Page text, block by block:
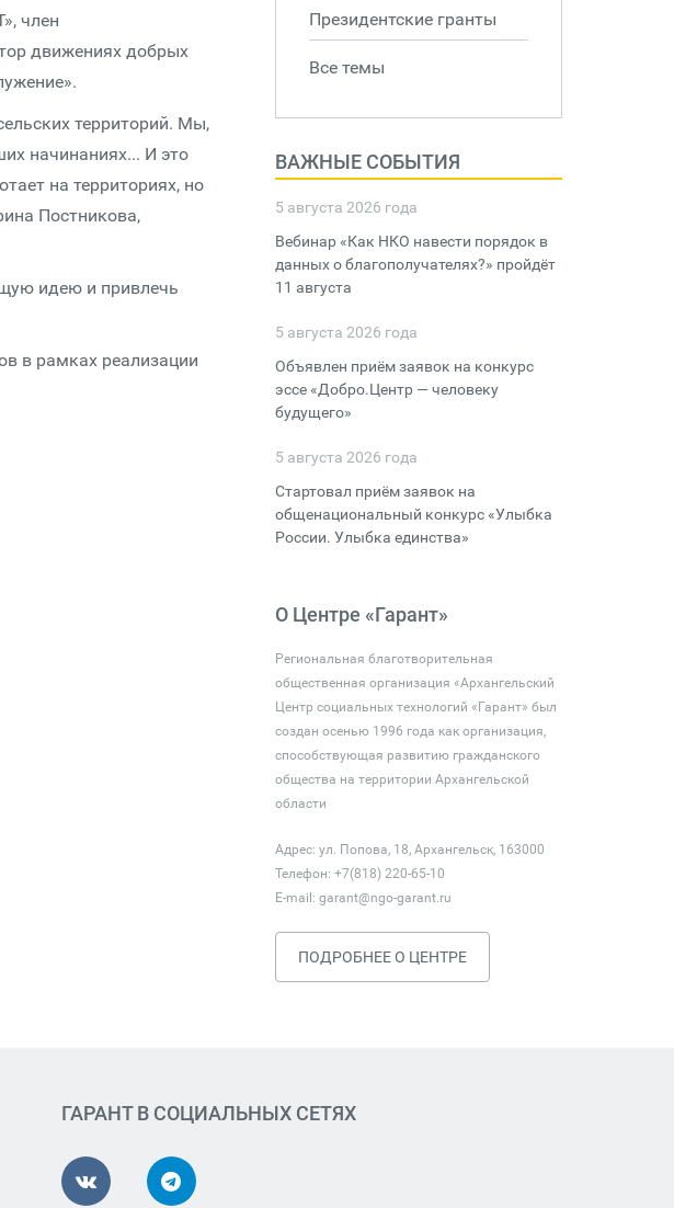
член
движениях добрых
территорий. Мы,
начинаниях... И это
на территориях, но
Постникова,
идею и привлечь
в рамках реализации
Президентские гранты
Все темы
ВАЖНЫЕ СОБЫТИЯ
5 августа 2026 года
Вебинар «Как НКО навести порядок в
данных о благополучателях?» пройдёт
11 августа
5 августа 2026 года
Объявлен приём заявок на конкурс
эссе «Добро.Центр — человеку
будущего»
5 августа 2026 года
Стартовал приём заявок на
общенациональный конкурс «Улыбка
России. Улыбка единства»
О Центре «Гарант»
Региональная благотворительная
общественная организация «Архангельский
Центр социальных технологий «Гарант» был
создан осенью 1996 года как организация,
способствующая развитию гражданского
общества на территории Архангельской
области
Адрес: ул. Попова, 18, Архангельск, 163000
Телефон: +7(818) 220-65-10
E-mail: garant@ngo-garant.ru
ПОДРОБНЕЕ О ЦЕНТРЕ
ГАРАНТ В СОЦИАЛЬНЫХ СЕТЯХ